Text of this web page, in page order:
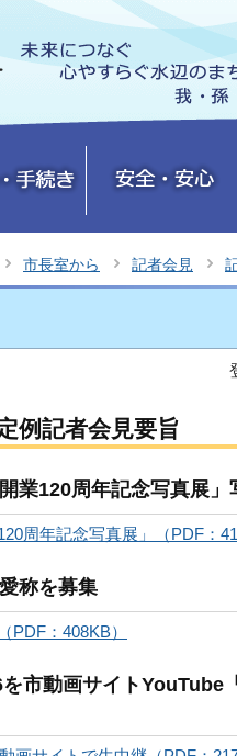
市長室から 記者会見
例記者会見要旨
業120周年記念写真展」
周年記念写真展」（PDF：
称を募集
PDF：408KB）
市動画サイトYouTube